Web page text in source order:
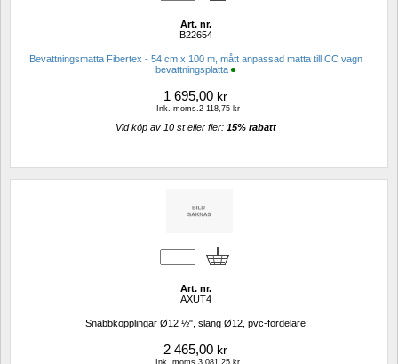
Art. nr.
B22654
Bevattningsmatta Fibertex - 54 cm x 100 m, mått anpassad matta till CC vagn
bevattningsplatta
1 695,00 kr
Ink. moms.2 118,75 kr
Vid köp av 10 st eller fler: 15% rabatt
Art. nr.
AXUT4
Snabbkopplingar Ø12 ½", slang Ø12, pvc-fördelare
2 465,00 kr
Ink. moms.3 081,25 kr